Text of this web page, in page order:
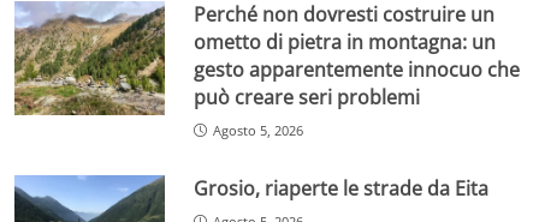
Perché non dovresti costruire un
ometto di pietra in montagna: un
gesto apparentemente innocuo che
può creare seri problemi
Agosto 5, 2026
Grosio, riaperte le strade da Eita